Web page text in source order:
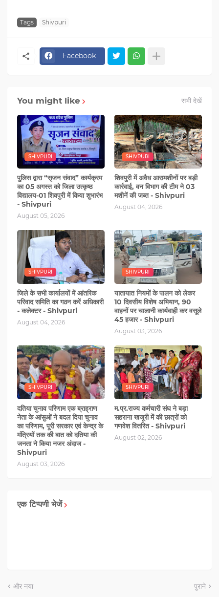
Tags Shivpuri
Facebook
You might like सभी देखें
SHIVPURI
पुलिस द्वारा “सृजन संवाद” कार्यक्रम
का 05 अगस्‍त को जिला उत्कृष्ठ
विद्यालय-01 शिवपुरी में किया शुभारंभ
- Shivpuri
August 05, 2026
SHIVPURI
शिवपुरी में अवैध आरामशीनों पर बड़ी
कार्रवाई, वन विभाग की टीम ने 03
मशीनें की जब्त - Shivpuri
August 04, 2026
SHIVPURI
जिले के सभी कार्यालयों में आंतरिक
परिवाद समिति का गठन करें अधिकारी
- कलेक्टर - Shivpuri
August 04, 2026
SHIVPURI
यातायात नियमों के पालन को लेकर
10 दिवसीय विशेष अभियान, 90
वाहनों पर चालानी कार्यवाही कर वसूले
45 हजार - Shivpuri
August 03, 2026
SHIVPURI
दतिया चुनाव परिणाम एक ब्राह्राण
नेता के आंसुओं ने बदल दिया चुनाव
का परिणाम, पूरी सरकार एवं केन्द्र के
मंत्रियों तक की बात को दतिया की
जनता ने किया नजर अंदाज -
Shivpuri
August 03, 2026
SHIVPURI
म.प्र.राज्य कर्मचारी संघ ने बड़ा
सहराना खजूरी में की छात्रों को
गणवेश वितरित - Shivpuri
August 02, 2026
एक टिप्पणी भेजें
और नया पुराने